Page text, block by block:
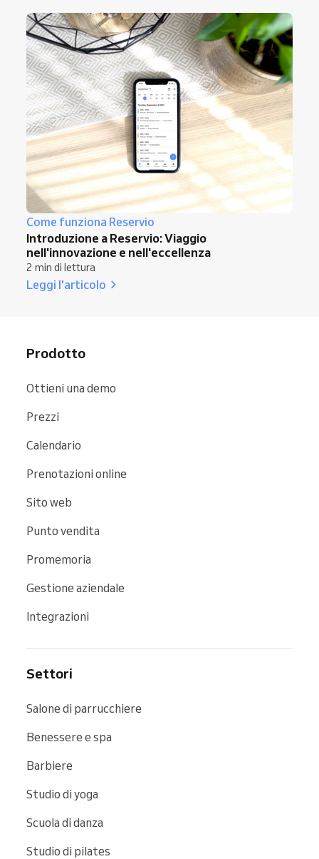
Come funziona Reservio
Introduzione a Reservio: Viaggio
nell'innovazione e nell'eccellenza
2 min di lettura
Leggi l'articolo
Prodotto
Ottieni una demo
Prezzi
Calendario
Prenotazioni online
Sito web
Punto vendita
Promemoria
Gestione aziendale
Integrazioni
Settori
Salone di parrucchiere
Benessere e spa
Barbiere
Studio di yoga
Scuola di danza
Studio di pilates